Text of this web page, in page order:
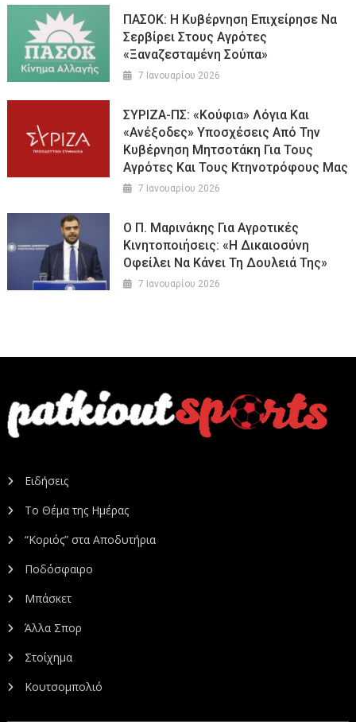
ΠΑΣΟΚ: Η Κυβέρνηση Επιχείρησε Να
Σερβίρει Στους Αγρότες
«ξαναζεσταμένη Σούπα»
7 Ιανουαρίου 2026
ΣΥΡΙΖΑ-ΠΣ: «Κούφια» Λόγια Και
«ανέξοδες» Υποσχέσεις Από Την
Κυβέρνηση Μητσοτάκη Για Τους
Αγρότες Και Τους Κτηνοτρόφους Μας
7 Ιανουαρίου 2026
Ο Π. Μαρινάκης Για Αγροτικές
Κινητοποιήσεις: «Η Δικαιοσύνη
Οφείλει Να Κάνει Τη Δουλειά Της»
7 Ιανουαρίου 2026
Ειδήσεις
Το Θέμα της Ημέρας
“Κοριός” στα Αποδυτήρια
Ποδόσφαιρο
Μπάσκετ
Άλλα Σπορ
Στοίχημα
Κουτσομπολιό